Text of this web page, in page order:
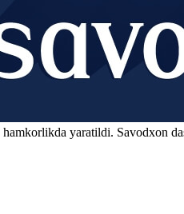
yaratildi. Savodxon